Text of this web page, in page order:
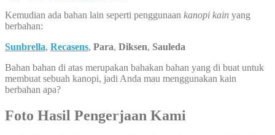
Kemudian ada bahan lain seperti penggunaan kanopi kain yang
berbahan:
Sunbrella, Recasens, Para, Diksen, Sauleda
Bahan bahan di atas merupakan bahakan bahan yang di buat untuk
membuat sebuah kanopi, jadi Anda mau menggunakan kain
berbahan apa?
Foto Hasil Pengerjaan Kami